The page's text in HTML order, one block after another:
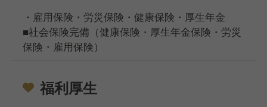
・雇用保険・労災保険・健康保険・厚生年金
■社会保険完備（健康保険・厚生年金保険・労災
保険・雇用保険）
福利厚生